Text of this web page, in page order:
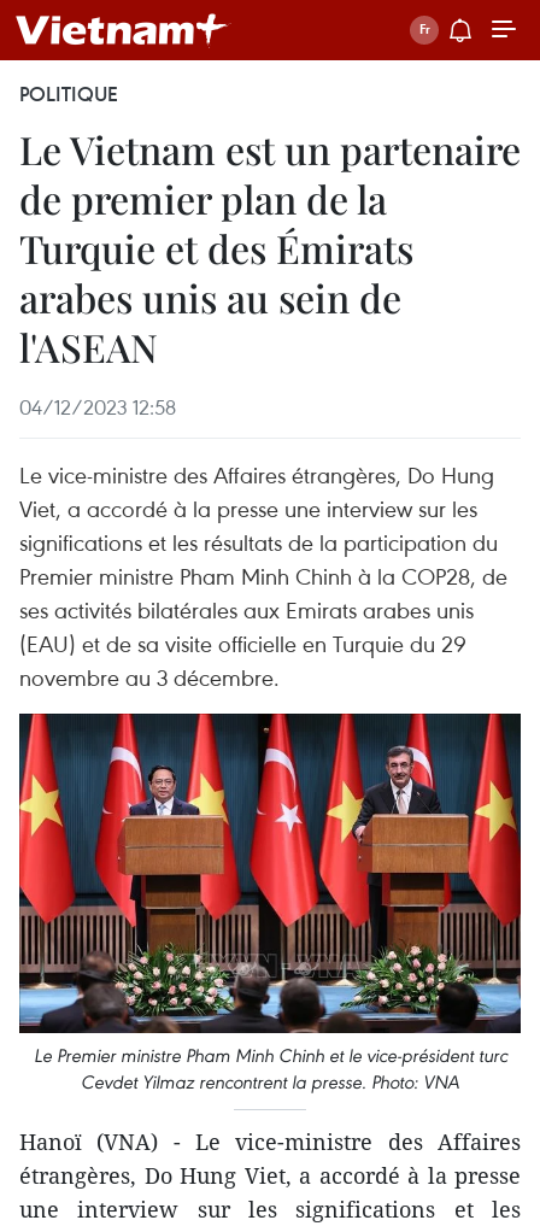
POLITIQUE
Le Vietnam est un partenaire
de premier plan de la
Turquie et des Émirats
arabes unis au sein de
l'ASEAN
04/12/2023 12:58
Le vice-ministre des Affaires étrangères, Do Hung
Viet, a accordé à la presse une interview sur les
significations et les résultats de la participation du
Premier ministre Pham Minh Chinh à la COP28, de
ses activités bilatérales aux Emirats arabes unis
(EAU) et de sa visite officielle en Turquie du 29
novembre au 3 décembre.
Le Premier ministre Pham Minh Chinh et le vice-président turc
Cevdet Yilmaz rencontrent la presse. Photo: VNA
Hanoï (VNA) - Le vice-ministre des Affaires
étrangères, Do Hung Viet, a accordé à la presse
une interview sur les significations et les